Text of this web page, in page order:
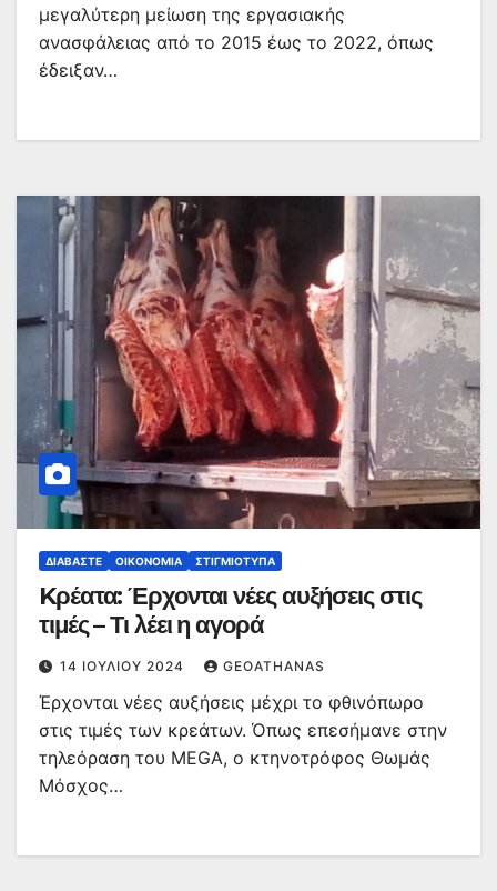
μεγαλύτερη μείωση της εργασιακής
ανασφάλειας από το 2015 έως το 2022, όπως
έδειξαν…
ΔΙΑΒΆΣΤΕ ΟΙΚΟΝΟΜΊΑ ΣΤΙΓΜΙΌΤΥΠΑ
Kρέατα: Έρχονται νέες αυξήσεις στις
τιμές – Τι λέει η αγορά
14 ΙΟΥΛΊΟΥ 2024 GEOATHANAS
Έρχονται νέες αυξήσεις μέχρι το φθινόπωρο
στις τιμές των κρεάτων. Όπως επεσήμανε στην
τηλεόραση του MEGA, ο κτηνοτρόφος Θωμάς
Μόσχος…